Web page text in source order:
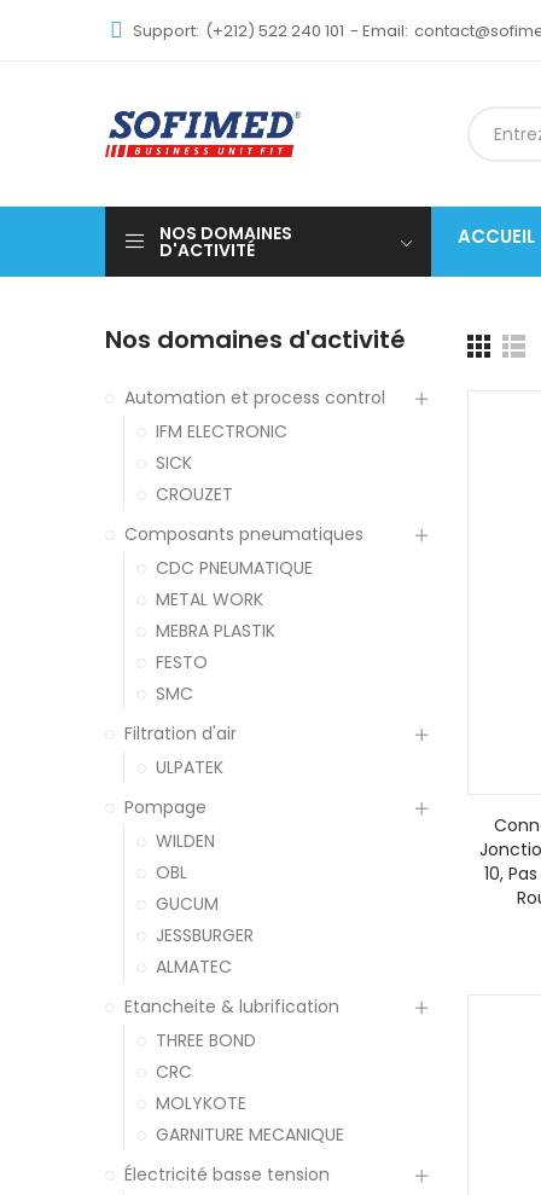
Support: (+212) 522 240 101 - Email:
NOS DOMAINES
D'ACTIVITÉ
ACCUEIL
10,
Nos domaines d'activité
Automation et process control
IFM ELECTRONIC
SICK
CROUZET
Composants pneumatiques
CDC PNEUMATIQUE
METAL WORK
MEBRA PLASTIK
FESTO
SMC
Filtration d'air
ULPATEK
Pompage
WILDEN
OBL
GUCUM
JESSBURGER
ALMATEC
Etancheite & lubrification
THREE BOND
CRC
MOLYKOTE
GARNITURE MECANIQUE
Électricité basse tension